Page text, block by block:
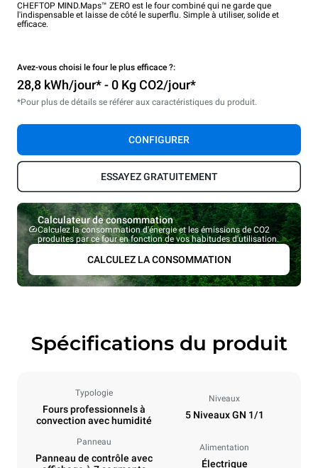
CHEFTOP MIND.Maps™ ZERO est le four combiné qui ne garde que
l'indispensable et laisse de côté le superflu. Simple à utiliser, solide et
efficace.
Avez-vous choisi le four le plus efficace ?:
28,8 kWh/jour* - 0 Kg CO2/jour*
*Pour plus de détails se référer aux caractéristiques du produit.
CONFIGURER
ESSAYEZ GRATUITEMENT
Calculateur de consommation
Calculez la consommation d'énergie et les émissions de CO2
produites par ce four en fonction de vos habitudes d'utilisation.
CALCULEZ LA CONSOMMATION
Spécifications du produit
Typologie
Fours professionnels à
convection avec humidité
Niveaux
5 Niveaux GN 1/1
Panneau
Panneau de contrôle avec
Alimentation
Électrique